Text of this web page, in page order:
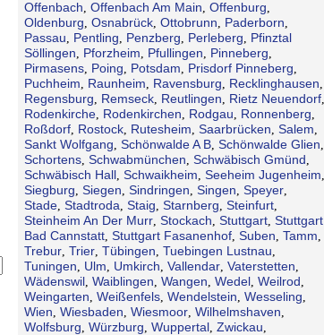
Offenbach Offenbach Am Main Offenburg
Oldenburg Osnabrück, Ottobrunn Paderborn
Passau Pentling Penzberg Perleberg
Pfinztal
Söllingen
Pforzheim Pfullingen Pinneberg
Pirmasens, Poing Potsdam Prisdorf Pinneberg
Puchheim Raunheim Ravensburg Recklinghausen
Regensburg Remseck, Reutlingen Rietz Neuendorf,
Rodenkirche, Rodenkirchen Rodgau Ronnenberg
Roßdorf, Rostock, Rutesheim Saarbrücken Salem
Sankt Wolfgang Schönwalde A B, Schönwalde Glien
Schortens, Schwabmünchen Schwäbisch Gmünd
Schwäbisch Hall, Schwaikheim Seeheim Jugenheim
Siegburg Siegen Sindringen Singen Speyer,
Stade, Stadtroda Staig Starnberg Steinfurt,
Steinheim An Der Murr, Stockach Stuttgart, Stuttgart
Bad Cannstatt, Stuttgart Fasanenhof, Suben Tamm
Trebur, Trier, Tübingen Tuebingen Lustnau
Tuningen Ulm Umkirch Vallendar, Vaterstetten
Wädenswil, Waiblingen Wangen Wedel, Weilrod
Weingarten Weißenfels, Wendelstein Wesseling
Wien Wiesbaden Wiesmoor, Wilhelmshaven
Wolfsburg Würzburg Wuppertal, Zwickau